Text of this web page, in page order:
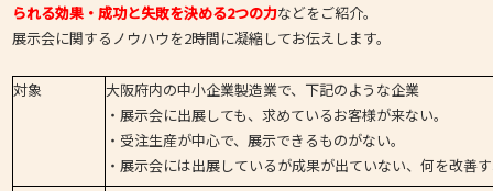
られる効果・成功と失敗を決める2つの力などをご紹介。
展示会に関するノウハウを2時間に凝縮してお伝えします。
対象
大阪府内の中小企業製造業で、下記のような企業
・展示会に出展しても、求めているお客様が来ない。
・受注生産が中心で、展示できるものがない。
・展示会には出展しているが成果が出ていない、何を改善